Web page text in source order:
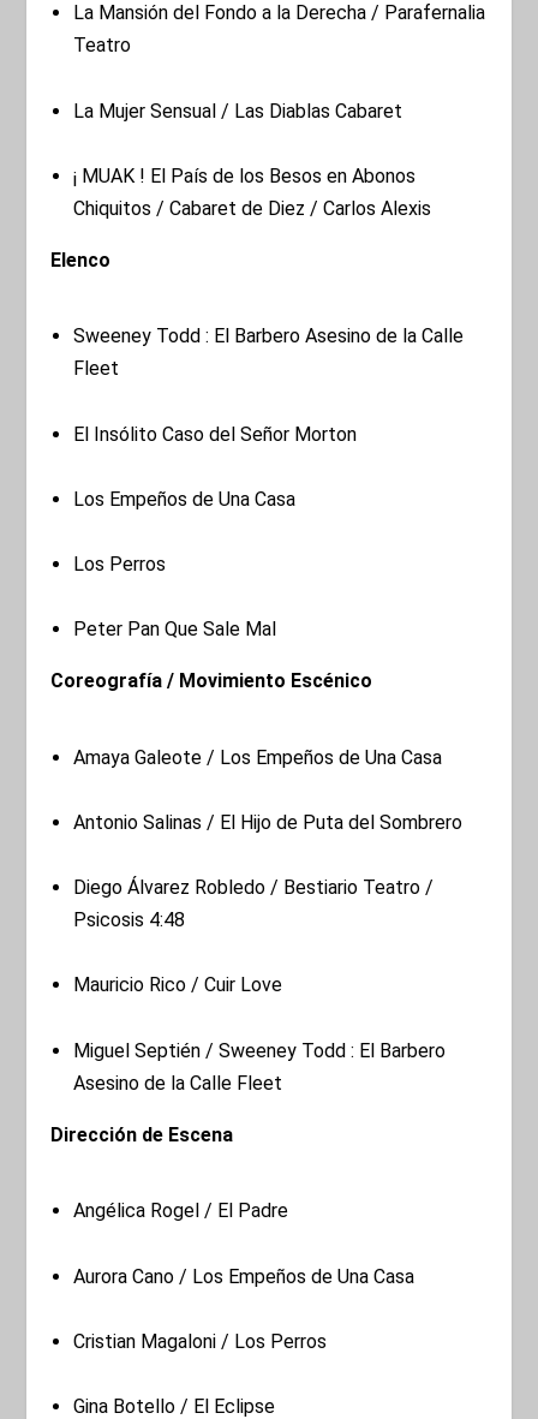
La Mansión del Fondo a la Derecha / Parafernalia
Teatro
La Mujer Sensual / Las Diablas Cabaret
¡ MUAK ! El País de los Besos en Abonos
Chiquitos / Cabaret de Diez / Carlos Alexis
Elenco
Sweeney Todd : El Barbero Asesino de la Calle
Fleet
El Insólito Caso del Señor Morton
Los Empeños de Una Casa
Los Perros
Peter Pan Que Sale Mal
Coreografía / Movimiento Escénico
Amaya Galeote / Los Empeños de Una Casa
Antonio Salinas / El Hijo de Puta del Sombrero
Diego Álvarez Robledo / Bestiario Teatro /
Psicosis 4:48
Mauricio Rico / Cuir Love
Miguel Septién / Sweeney Todd : El Barbero
Asesino de la Calle Fleet
Dirección de Escena
Angélica Rogel / El Padre
Aurora Cano / Los Empeños de Una Casa
Cristian Magaloni / Los Perros
Gina Botello / El Eclipse